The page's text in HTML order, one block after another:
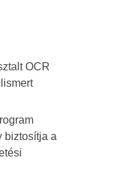
OCR
biztosítja a